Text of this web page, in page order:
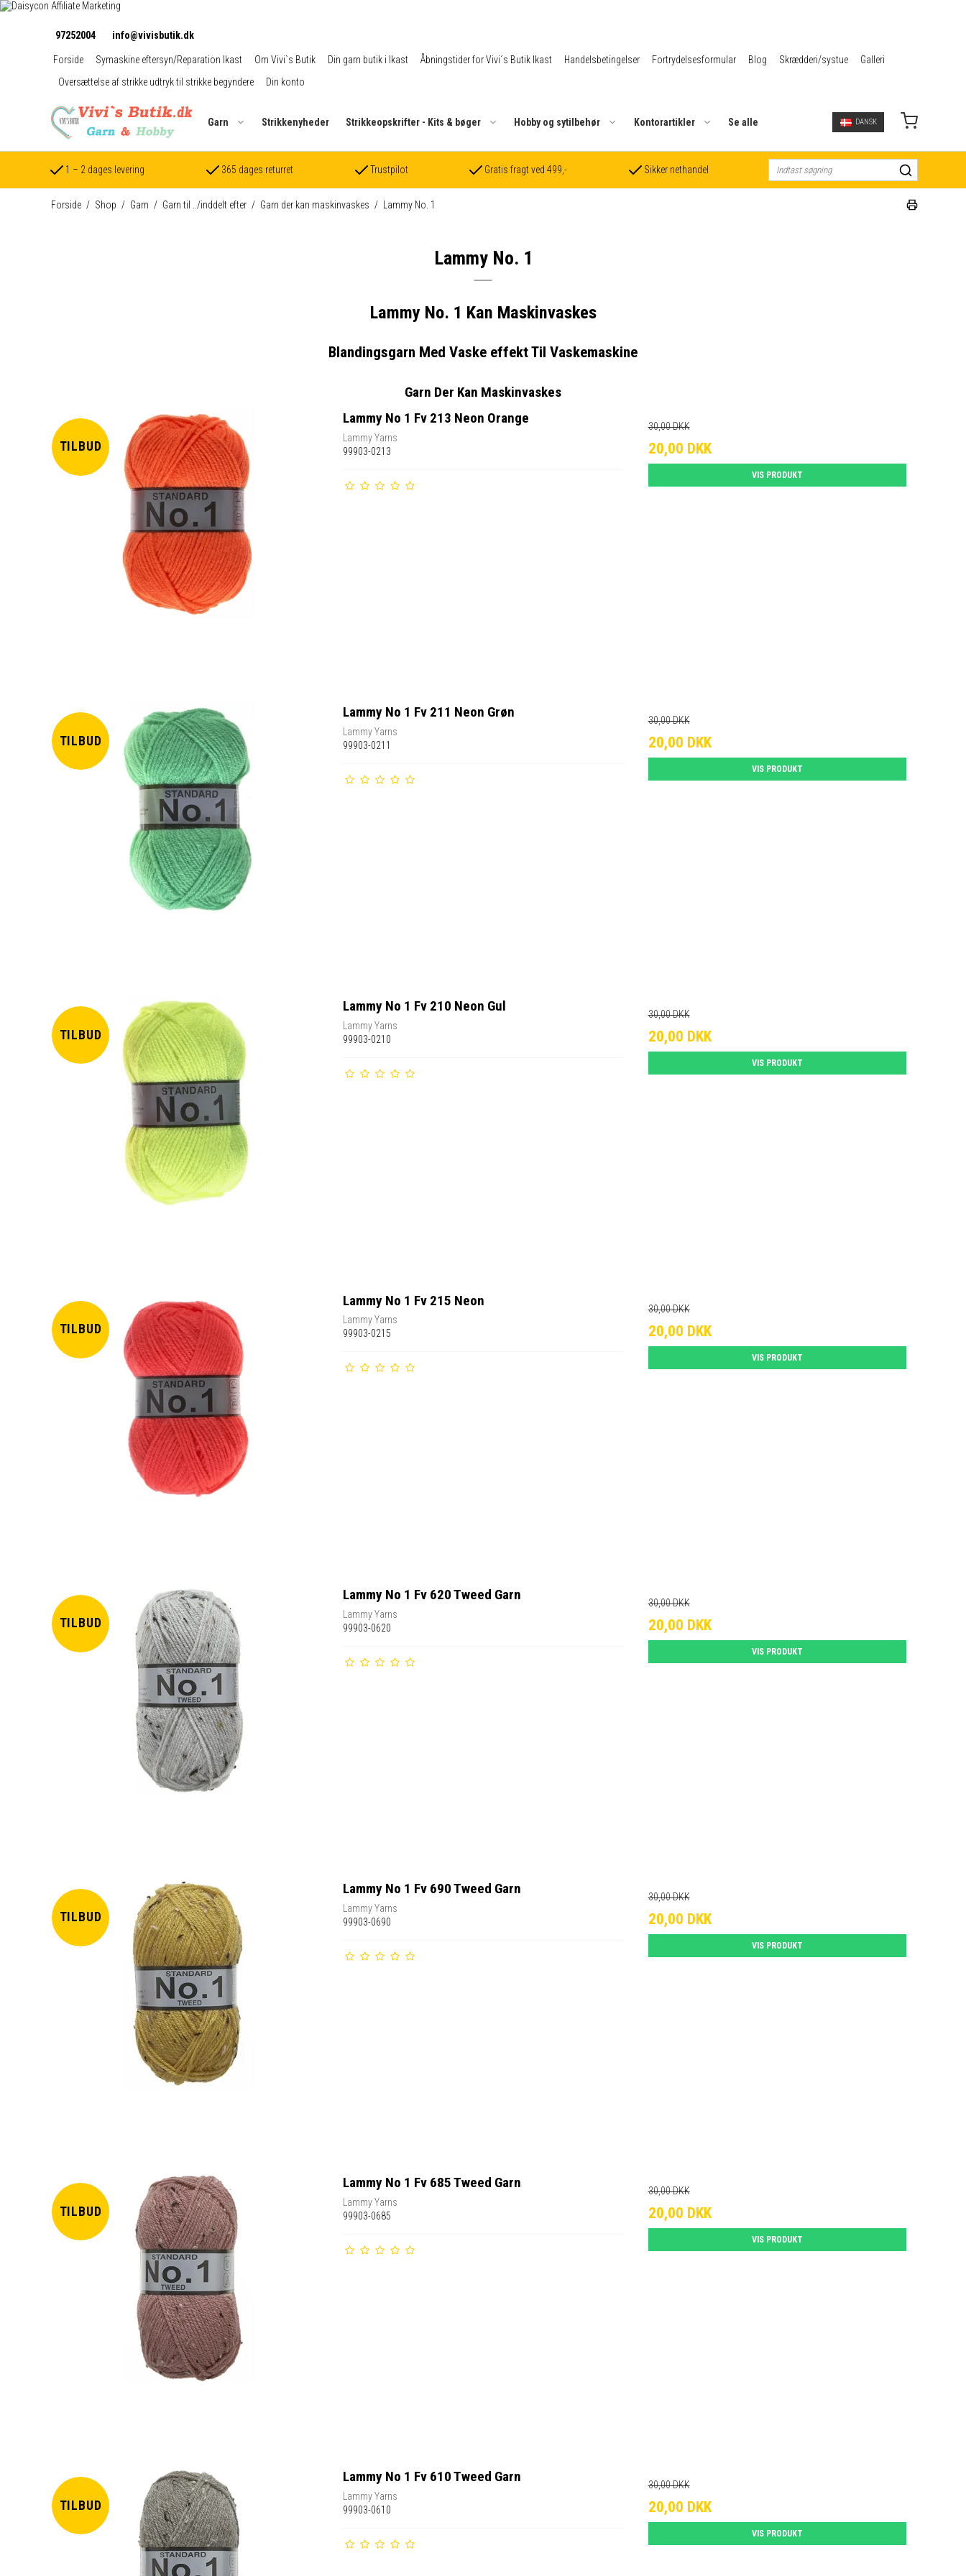
97252004 info@vivisbutik.dk
Forside Symaskine eftersyn/Reparation Ikast Om Vivi`s Butik Din garn butik i Ikast Åbningstider for Vivi´s Butik Ikast Handelsbetingelser Fortrydelsesformular Blog Skrædderi/systue
Galleri
Oversættelse af strikke udtryk til strikke begyndere
Din konto
Garn Strikkenyheder Strikkeopskrifter - Kits & bøger Hobby og sytilbehør Kontorartikler Se alle DANSK
1 – 2 dages levering 365 dages returret Trustpilot Gratis fragt ved 499,- Sikker nethandel
Forside / Shop / Garn / Garn til ../inddelt efter / Garn der kan maskinvaskes / Lammy No. 1
Lammy No. 1
Lammy No. 1 Kan Maskinvaskes
Blandingsgarn Med Vaske effekt Til Vaskemaskine
Garn Der Kan Maskinvaskes
TILBUD
Lammy No 1 Fv 213 Neon Orange
Lammy Yarns
99903-0213
30,00 DKK
20,00 DKK
VIS PRODUKT
TILBUD
Lammy No 1 Fv 211 Neon Grøn
Lammy Yarns
99903-0211
30,00 DKK
20,00 DKK
VIS PRODUKT
TILBUD
Lammy No 1 Fv 210 Neon Gul
Lammy Yarns
99903-0210
30,00 DKK
20,00 DKK
VIS PRODUKT
TILBUD
Lammy No 1 Fv 215 Neon
Lammy Yarns
99903-0215
30,00 DKK
20,00 DKK
VIS PRODUKT
TILBUD
Lammy No 1 Fv 620 Tweed Garn
Lammy Yarns
99903-0620
30,00 DKK
20,00 DKK
VIS PRODUKT
TILBUD
Lammy No 1 Fv 690 Tweed Garn
Lammy Yarns
99903-0690
30,00 DKK
20,00 DKK
VIS PRODUKT
TILBUD
Lammy No 1 Fv 685 Tweed Garn
Lammy Yarns
99903-0685
30,00 DKK
20,00 DKK
VIS PRODUKT
TILBUD
Lammy No 1 Fv 610 Tweed Garn
Lammy Yarns
99903-0610
30,00 DKK
20,00 DKK
VIS PRODUKT